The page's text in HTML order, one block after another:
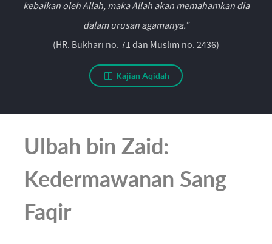
kebaikan oleh Allah, maka Allah akan memahamkan dia
dalam urusan agamanya.”
(HR. Bukhari no. 71 dan Muslim no. 2436)
Kajian Aqidah
Ulbah bin Zaid:
Kedermawanan Sang
Faqir